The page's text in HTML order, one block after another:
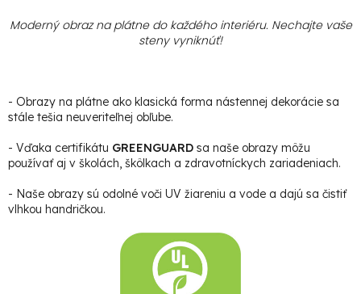
Moderný obraz na plátne do každého interiéru. Nechajte vaše
steny vyniknúť!
- Obrazy na plátne ako klasická forma nástennej dekorácie sa
stále tešia neuveriteľnej obľube.
- Vďaka certifikátu GREENGUARD sa naše obrazy môžu
používať aj v školách, škôlkach a zdravotníckych zariadeniach.
- Naše obrazy sú odolné voči UV žiareniu a vode a dajú sa čistiť
vlhkou handričkou.